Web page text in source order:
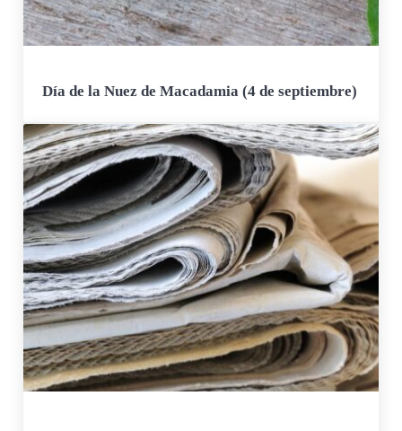
Día de la Nuez de Macadamia (4 de septiembre)